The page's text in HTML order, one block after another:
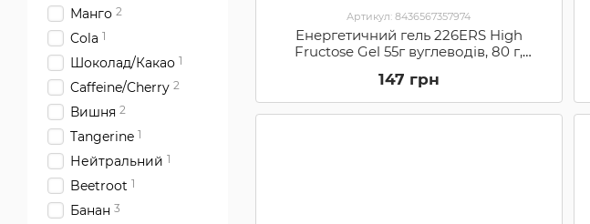
Артикул: 8436567357974
Енергетичний гель 226ERS High
Fructose Gel 55г вуглеводів, 80 г,
147 грн
Манго 2
Cola 1
Шоколад/Какао 1
Caffeine/Cherry 2
Вишня 2
Tangerine 1
Нейтральний 1
Beetroot 1
Банан 3